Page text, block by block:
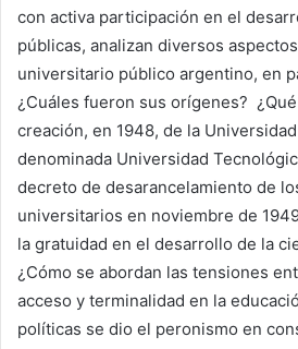
con activa participación en el
públicas, analizan diversos
universitario público argentino, en
¿Cuáles fueron sus orígenes?
creación, en 1948, de la
denominada Universidad
decreto de desarancelamiento de
universitarios en noviembre de
la gratuidad en el desarrollo de la
¿Cómo se abordan las tensiones
acceso y terminalidad en la
políticas se dio el peronismo en